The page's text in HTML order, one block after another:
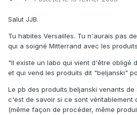
Salut JJB.
Tu habites Versailles. Tu n'aurais pas
qui a soigné Mitterrand avec les
"Il existe un labo qui vient d'être obligé
et qui vend les produits dit "beljanski"
Le pb des produits beljanski venants de
c'est de savoir si ce sont véritablement
(même façon de procéder, même